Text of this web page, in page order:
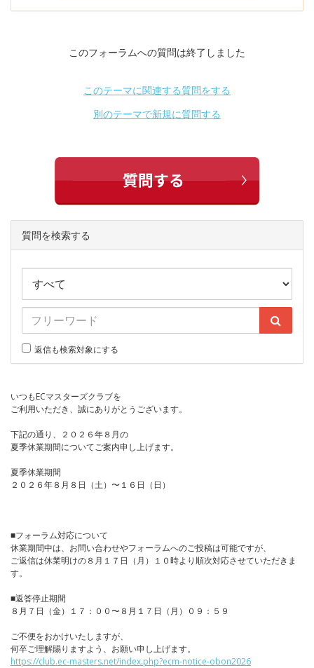
このフォーラムへの質問は終了しました
このテーマに関連する質問をする
別のテーマで新規に質問する
質問を検索する
返信も検索対象にする
いつもECマスターズクラブを
ご利用いただき、誠にありがとうございます。
下記の通り、２０２６年８月の
夏季休業期間についてご案内申し上げます。
夏季休業期間
２０２６年８月８日（土）〜１６日（日）
■フォーラム対応について
休業期間中は、お問い合わせやフォーラムへのご投稿は可能ですが、
ご返信は休業明けの８月１７日（月）１０時より順次対応させていただきま
す。
■返答停止期間
８月７日（金）１７：００〜８月１７日（月）０９：５９
ご不便をおかけいたしますが、
何卒ご理解賜りますよう、お願い申し上げます。
https://club.ec-masters.net/index.php?ecm-notice-obon2026